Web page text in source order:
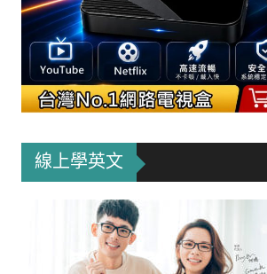
線上學英文